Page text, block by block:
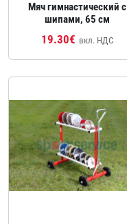
Мяч гимнастический с
шипами, 65 см
19.30€ вкл. НДС